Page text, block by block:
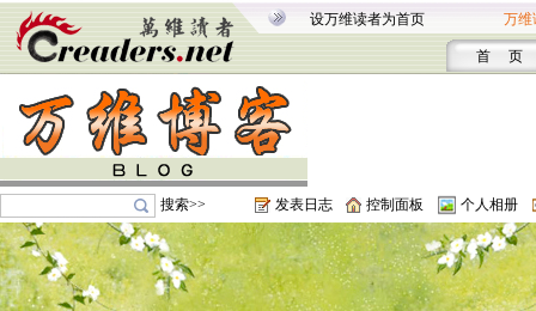
设万维读者为首页 万维
首 页
搜索>> 发表日志 控制面板 个人相册